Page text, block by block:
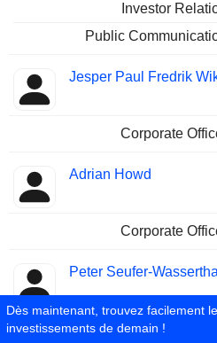
Investor
Public
Jesper Paul Fredrik
Corporate
Adrian Howd
Corporate
Peter Seufer-Wasserthal
Corporate
Dès maintenant, trouvez facilement
investissements de demain !